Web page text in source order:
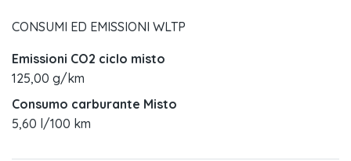
CONSUMI ED EMISSIONI WLTP
Emissioni CO2 ciclo misto
125,00 g/km
Consumo carburante Misto
5,60 l/100 km